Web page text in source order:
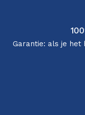
Garantie: als je